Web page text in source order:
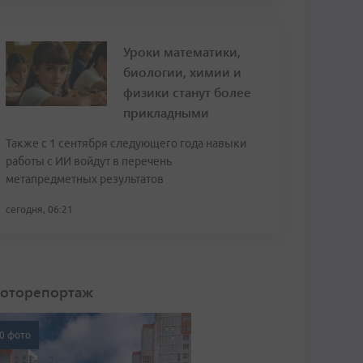
Уроки математики,
биологии, химии и
физики станут более
прикладными
Также с 1 сентября следующего года навыки
работы с ИИ войдут в перечень
метапредметных результатов
сегодня, 06:21
фото